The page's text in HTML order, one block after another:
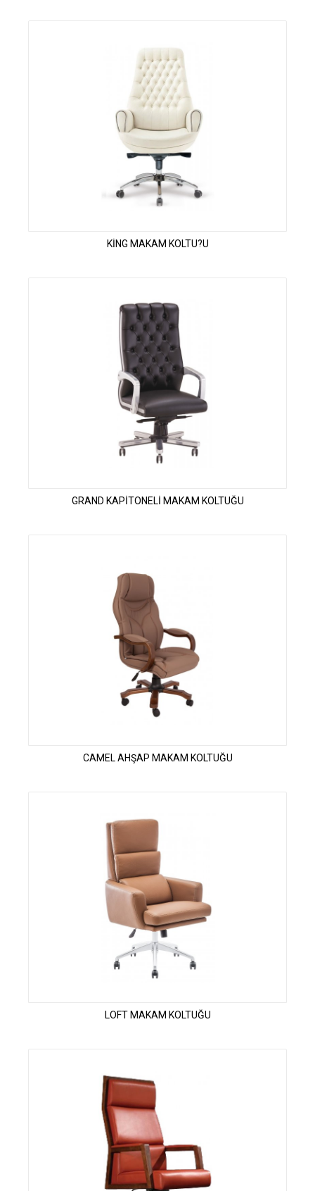
KİNG MAKAM KOLTU?U
GRAND KAPİTONELİ MAKAM KOLTUĞU
CAMEL AHŞAP MAKAM KOLTUĞU
LOFT MAKAM KOLTUĞU